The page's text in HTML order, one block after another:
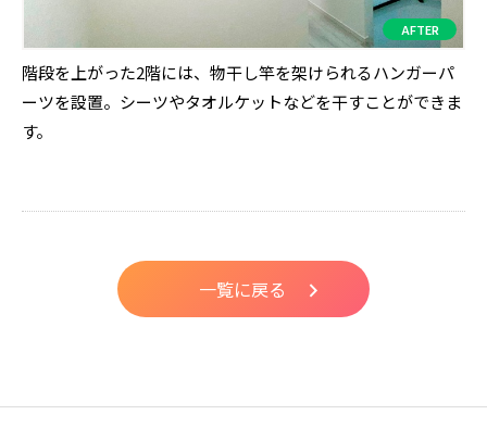
階段を上がった2階には、物干し竿を架けられるハンガーパ
ーツを設置。シーツやタオルケットなどを干すことができま
す。
一覧に戻る